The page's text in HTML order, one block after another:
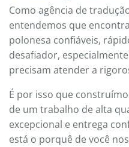
Como agência de
entendemos que
polonesa confiáveis,
desafiador,
precisam atender a
É por isso que
de um trabalho de alta
excepcional e entrega
está o porquê de você